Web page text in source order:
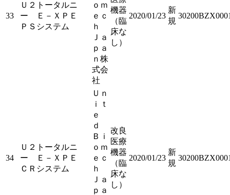
33
Ｕ２トータルニ
ー Ｅ－ＸＰＥ
ＰＳシステム
ｏｍ
ｅｃ
ｈ
Ｊａ
ｐａ
ｎ株
式会
社
機器
（臨
床な
し）
2020/01/23
新
規
34
Ｕ２トータルニ
ー Ｅ－ＸＰＥ
ＣＲシステム
Ｕｎ
ｉｔ
ｅ
ｄ
Ｂｉ
ｏｍ
ｅｃ
ｈ
Ｊａ
ｐａ
改良
医療
機器
（臨
床な
し）
2020/01/23
新
規